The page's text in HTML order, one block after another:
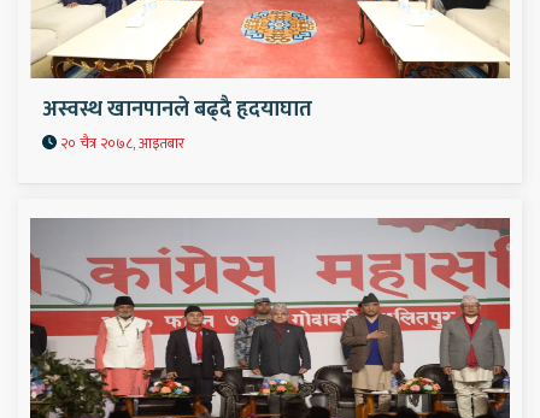
अस्वस्थ खानपानले बढ्दै हृदयाघात
२० चैत्र २०७८, आइतबार